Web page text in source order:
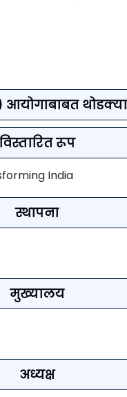
आयोगाबाबत
रूप
India
स्थापना
मुख्यालय
अध्यक्ष